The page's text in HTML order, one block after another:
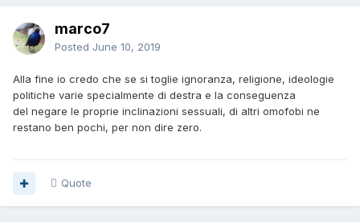
marco7
Posted June 10, 2019
Alla fine io credo che se si toglie ignoranza, religione, ideologie
politiche varie specialmente di destra e la conseguenza
del negare le proprie inclinazioni sessuali, di altri omofobi ne
restano ben pochi, per non dire zero.
Quote